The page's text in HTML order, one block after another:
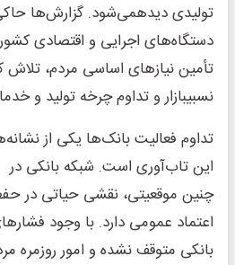
تولیدی دیدهمی‌شود. گزارش‌ها
دستگاه‌های اجرایی و اقتصادی کشور
تأمین نیازهای اساسی مردم، تلاش
نسبیبازار و تداوم چرخه تولید و
تداوم فعالیت بانک‌ها یکی از
این تاب‌آوری است. شبکه بانکی در
چنین موقعیتی، نقشی حیاتی در
اعتماد عمومی دارد. با وجود
بانکی متوقف نشده و امور روزمره